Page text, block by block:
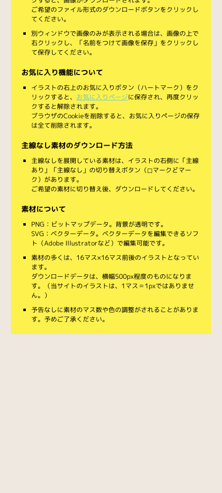
ご希望のファイル形式のダウンロードボタンをクリックし
てください。
別ウィンドウで画像のみが表示される場合は、画像の上で
右クリックし、「名前をつけて画像を保存」をクリックし
て保存してください。
お気に入り機能について
イラストの右上のお気に入りボタン（ハートマーク）をク
リックすると、 お気に入りページに保存され、再度クリッ
クすると解除されます。
ブラウザのCookieを削除すると、お気に入りページの保存
は全て削除されます。
主線なし素材のダウンロード方法
主線なしを展開している素材は、イラストの右側に「主線
あり」「主線なし」の切り替えボタン（◻︎マークと◼︎マー
ク）があります。
ご希望の素材に切り替え後、ダウンロードしてください。
素材について
PNG：ビットマップデータ。背景が透明です。
SVG：ベクターデータ。ベクターデータを編集できるソフ
ト（Adobe Illustratorなど）で編集可能です。
素材の多くは、16マス×16マス前後のイラストとなってい
ます。
ダウンロードデータは、横幅500px程度のものになりま
す。（当サイトのイラストは、1マス＝1pxではありませ
ん。）
予告なしに素材のマス数や色の調整がされることがありま
す。予めご了承ください。